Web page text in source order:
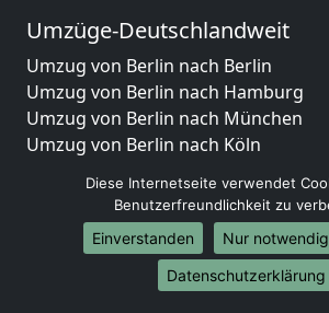
Umzüge-Deutschlandweit
Umzug von Berlin nach Berlin
Umzug von Berlin nach Hamburg
Umzug von Berlin nach München
Umzug von Berlin nach Köln
Umzug von Berlin nach Stuttgart
Umzug von Berlin nach Düsseldorf
Umzug von Berlin nach Leipzig
Umzug von Berlin nach Dortmund
Diese Internetseite verwendet
Benutzerfreundlichkeit zu
Einverstanden
Nur
Datenschutzerklärung